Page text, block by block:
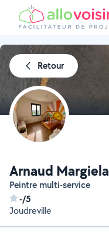
Retour
Arnaud Margiela
Peintre multi-service
-/5
Joudreville